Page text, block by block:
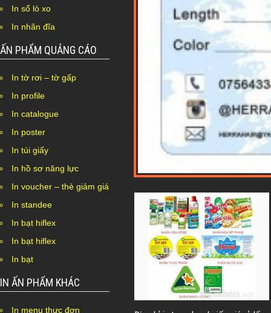
In sổ lò xo
In nhãn đĩa
ẤN PHẨM QUẢNG CÁO
In tờ rơi – tờ gấp
In profile
In catalogue
In poster
In túi giấy
In hồ sơ năng lực
In voucher – thẻ giảm giá
In standee
In bạt hiflex
In bạt hiflex
In bạt
IN ẤN PHẨM KHÁC
In menu thực đơn